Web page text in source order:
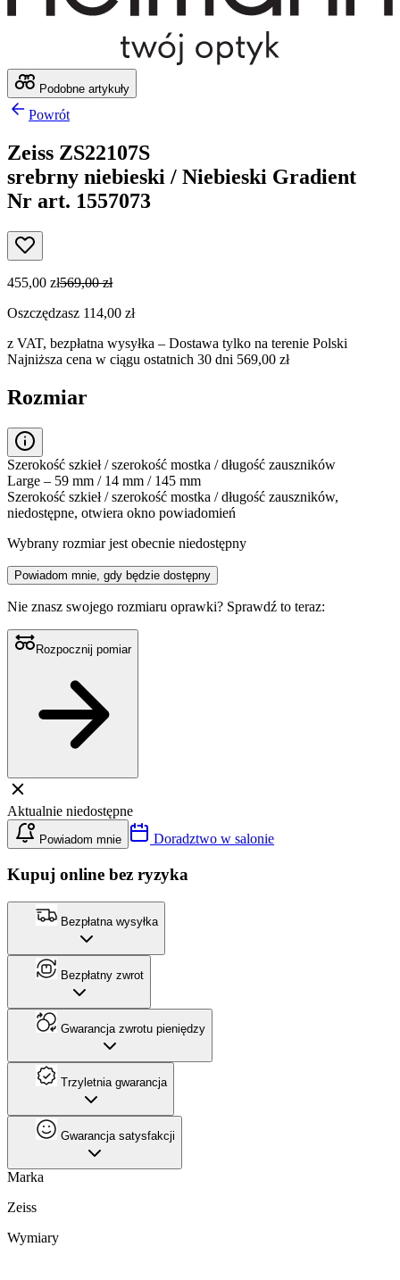
Podobne artykuły
Powrót
Zeiss ZS22107S
srebrny niebieski / Niebieski Gradient
Nr art. 1557073
455,00 zł569,00 zł
Oszczędzasz 114,00 zł
z VAT, bezpłatna wysyłka – Dostawa tylko na terenie Polski
Najniższa cena w ciągu ostatnich 30 dni 569,00 zł
Rozmiar
Szerokość szkieł / szerokość mostka / długość zauszników
Large – 59 mm / 14 mm / 145 mm
Szerokość szkieł / szerokość mostka / długość zauszników,
niedostępne, otwiera okno powiadomień
Wybrany rozmiar jest obecnie niedostępny
Powiadom mnie, gdy będzie dostępny
Nie znasz swojego rozmiaru oprawki? Sprawdź to teraz:
Rozpocznij pomiar
Aktualnie niedostępne
Powiadom mnie Doradztwo w salonie
Kupuj online bez ryzyka
Bezpłatna wysyłka
Bezpłatny zwrot
Gwarancja zwrotu pieniędzy
Trzyletnia gwarancja
Gwarancja satysfakcji
Marka
Zeiss
Wymiary